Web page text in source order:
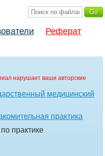
Реферат
нарушает ваши авторские
медицинский
практика
практике